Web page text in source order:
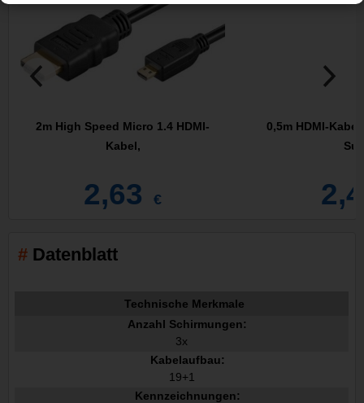
2m High Speed Micro 1.4 HDMI-
Kabel,
2,63 €
0,5m HDMI-
Datenblatt
Technische Merkmale
Anzahl Schirmungen:
3x
Kabelaufbau:
19+1
Kennzeichnungen: